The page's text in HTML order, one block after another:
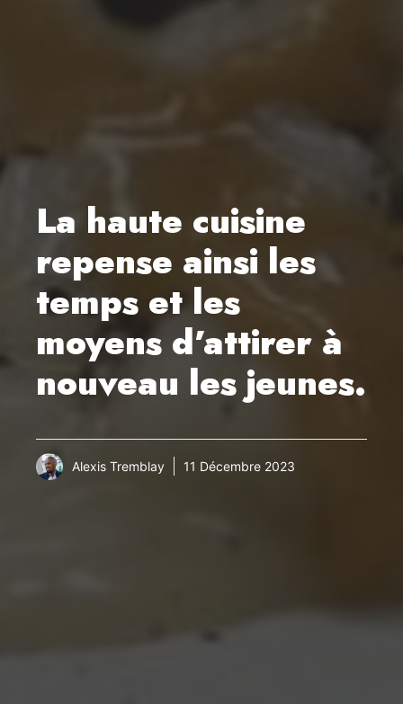
La haute cuisine
repense ainsi les
temps et les
moyens d’attirer à
nouveau les jeunes.
Alexis Tremblay 11 Décembre 2023